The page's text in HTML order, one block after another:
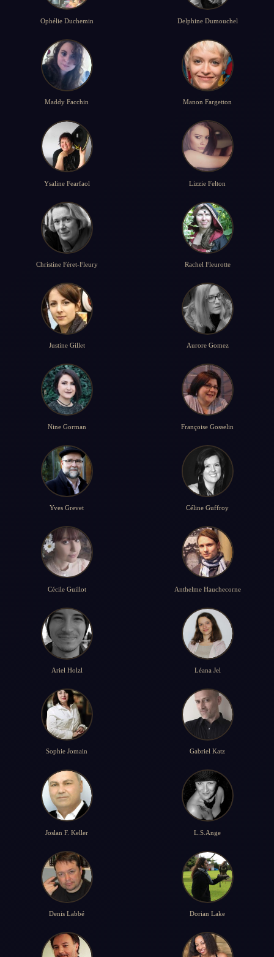
Ophélie Duchemin Delphine Dumouchel
Maddy Facchin Manon Fargetton
Ysaline Fearfaol Lizzie Felton
Christine Féret-Fleury Rachel Fleurotte
Justine Gillet Aurore Gomez
Nine Gorman Françoise Gosselin
Yves Grevet Céline Guffroy
Cécile Guillot Anthelme Hauchecorne
Ariel Holzl Léana Jel
Sophie Jomain Gabriel Katz
Joslan F. Keller L.S.Ange
Denis Labbé Dorian Lake